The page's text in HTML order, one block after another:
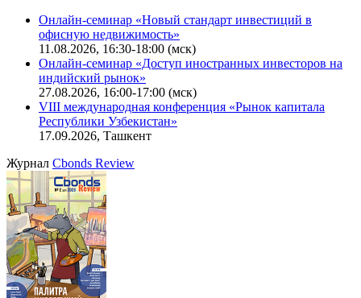
Онлайн-семинар «Новый стандарт инвестиций в
офисную недвижимость»
11.08.2026, 16:30-18:00 (мск)
Онлайн-семинар «Доступ иностранных инвесторов на
индийский рынок»
27.08.2026, 16:00-17:00 (мск)
VIII международная конференция «Рынок капитала
Республики Узбекистан»
17.09.2026, Ташкент
Журнал Cbonds Review